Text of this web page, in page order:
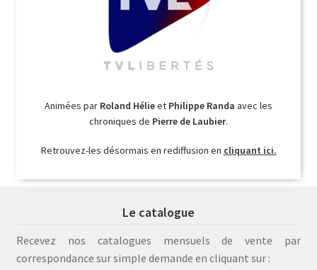
Animées par Roland Hélieet Philippe Randa avec les
chroniques de Pierre de Laubier.
Retrouvez-les désormais en rediffusion en cliquant ici.
Le catalogue
Recevez nos catalogues mensuels de vente par
correspondance sur simple demande en cliquant sur :